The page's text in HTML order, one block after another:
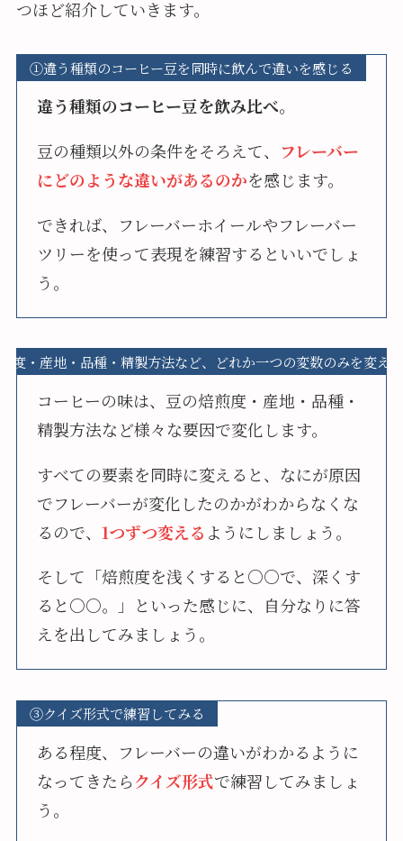
つほど紹介していきます。
①違う種類のコーヒー豆を同時に飲んで違いを感じる
違う種類のコーヒー豆を飲み比べ。
豆の種類以外の条件をそろえて、
フレーバー
にどのような違いがあるのかを感じます。
できれば、フレーバーホイールやフレーバー
ツリーを使って表現を練習するといいでしょ
う。
度・産地・品種・精製方法など、どれか一つの変数のみを変え
コーヒーの味は、豆の焙煎度・産地・品種・
精製方法など様々な要因で変化します。
すべての要素を同時に変えると、なにが原因
でフレーバーが変化したのかがわからなくな
るので、1つずつ変える ようにしましょう。
そして「焙煎度を浅くすると○○で、深くす
ると○○。」といった感じに、自分なりに答
えを出してみましょう。
③クイズ形式で練習してみる
ある程度、フレーバーの違いがわかるように
なってきたらクイズ形式で練習してみましょ
う。